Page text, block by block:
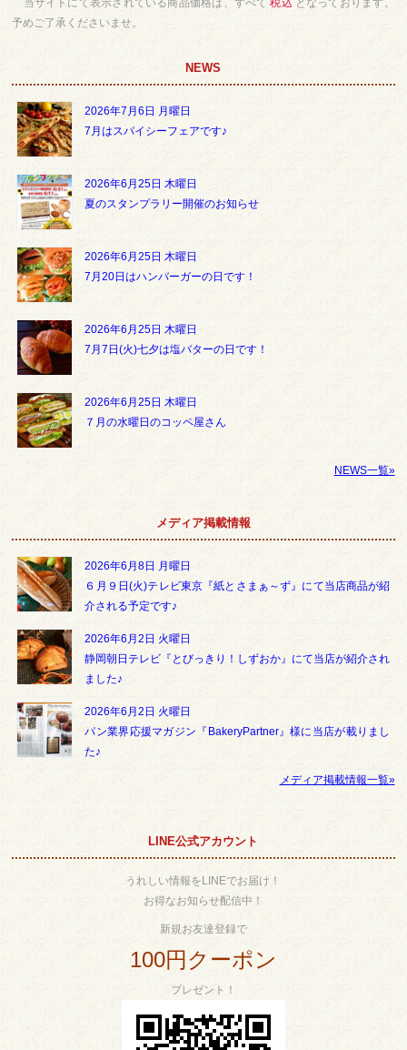
当サイトにて表示されている商品価格は、すべて 税込 となっております。
予めご了承くださいませ。
NEWS
2026年7月6日 月曜日
7月はスパイシーフェアです♪
2026年6月25日 木曜日
夏のスタンプラリー開催のお知らせ
2026年6月25日 木曜日
7月20日はハンバーガーの日です！
2026年6月25日 木曜日
7月7日(火)七夕は塩バターの日です！
2026年6月25日 木曜日
７月の水曜日のコッペ屋さん
NEWS一覧»
メディア掲載情報
2026年6月8日 月曜日
６月９日(火)テレビ東京『紙とさまぁ～ず』にて当店商品が紹
介される予定です♪
2026年6月2日 火曜日
静岡朝日テレビ『とびっきり！しずおか』にて当店が紹介され
ました♪
2026年6月2日 火曜日
パン業界応援マガジン『BakeryPartner』様に当店が載りまし
た♪
メディア掲載情報一覧»
LINE公式アカウント
うれしい情報をLINEでお届け！
お得なお知らせ配信中！
新規お友達登録で
100円クーポン
プレゼント！